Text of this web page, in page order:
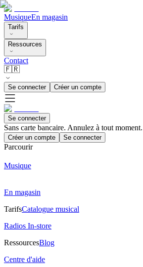
MusiqueEn magasin
Tarifs
Ressources
Contact
🇫🇷
Se connecter Créer un compte
Se connecter
Sans carte bancaire. Annulez à tout moment.
Créer un compte Se connecter
Parcourir
Musique
En magasin
TarifsCatalogue musical
Radios In-store
RessourcesBlog
Centre d'aide